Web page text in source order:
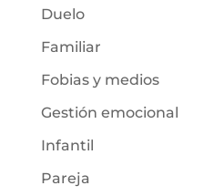
Duelo
Familiar
Fobias y medios
Gestión emocional
Infantil
Pareja